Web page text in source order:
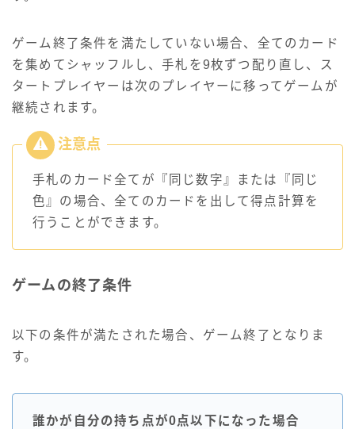
ゲーム終了条件を満たしていない場合、全てのカード
を集めてシャッフルし、手札を9枚ずつ配り直し、ス
タートプレイヤーは次のプレイヤーに移ってゲームが
継続されます。
手札のカード全てが『同じ数字』または『同じ
色』の場合、全てのカードを出して得点計算を
行うことができます。
ゲームの終了条件
以下の条件が満たされた場合、ゲーム終了となりま
す。
誰かが自分の持ち点が0点以下になった場合